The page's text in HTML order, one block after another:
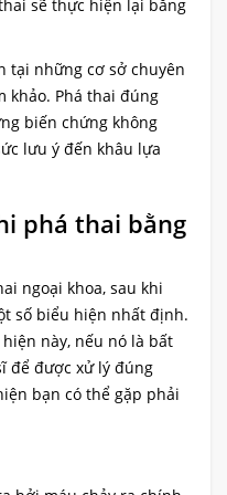
sẽ thực hiện lại bằng
tại những cơ sở chuyên
khảo. Phá thai đúng
biến chứng không
lưu ý đến khâu lựa
phá thai bằng
ngoại khoa, sau khi
số biểu hiện nhất định.
này, nếu nó là bất
để được xử lý đúng
bạn có thể gặp phải